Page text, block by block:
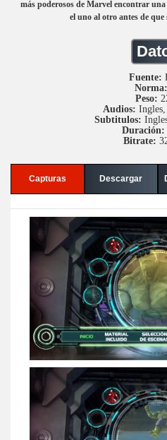
más poderosos de Marvel encontrar
el uno al otro antes de que
Fuente:
Norma:
Peso:
Audios:
Subtitulos:
Duración:
Bitrate:
Capturas Descargar